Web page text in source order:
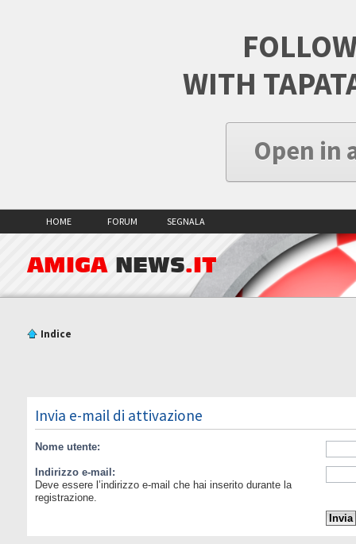
WITH
Open in
HOME FORUM SEGNALA
AMIGA NEWS.IT
Indice
Invia e-mail di attivazione
Nome utente:
Indirizzo e-mail:
Deve essere l’indirizzo e-mail che hai inserito durante la
registrazione.